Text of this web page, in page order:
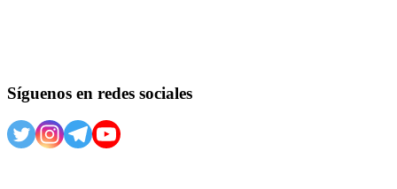
Síguenos en redes sociales